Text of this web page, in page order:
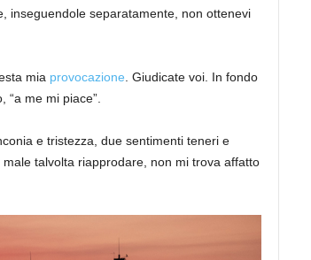
inseguendole separatamente, non ottenevi
mia provocazione . Giudicate voi. In fondo
me mi piace”.
e tristezza, due sentimenti teneri e
talvolta riapprodare, non mi trova affatto